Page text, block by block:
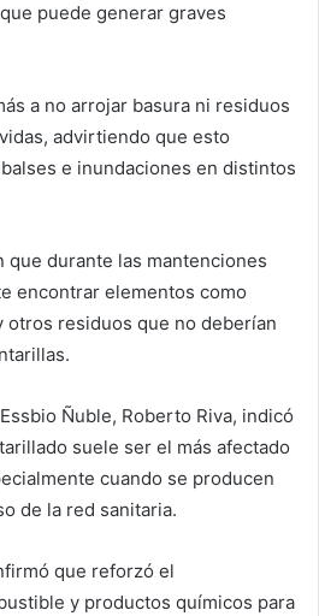
puede generar graves
a no arrojar basura ni residuos
advirtiendo que esto
e inundaciones en distintos
que durante las mantenciones
encontrar elementos como
otros residuos que no deberían
Ñuble, Roberto Riva, indicó
suele ser el más afectado
cuando se producen
de la red sanitaria.
que reforzó el
y productos químicos para